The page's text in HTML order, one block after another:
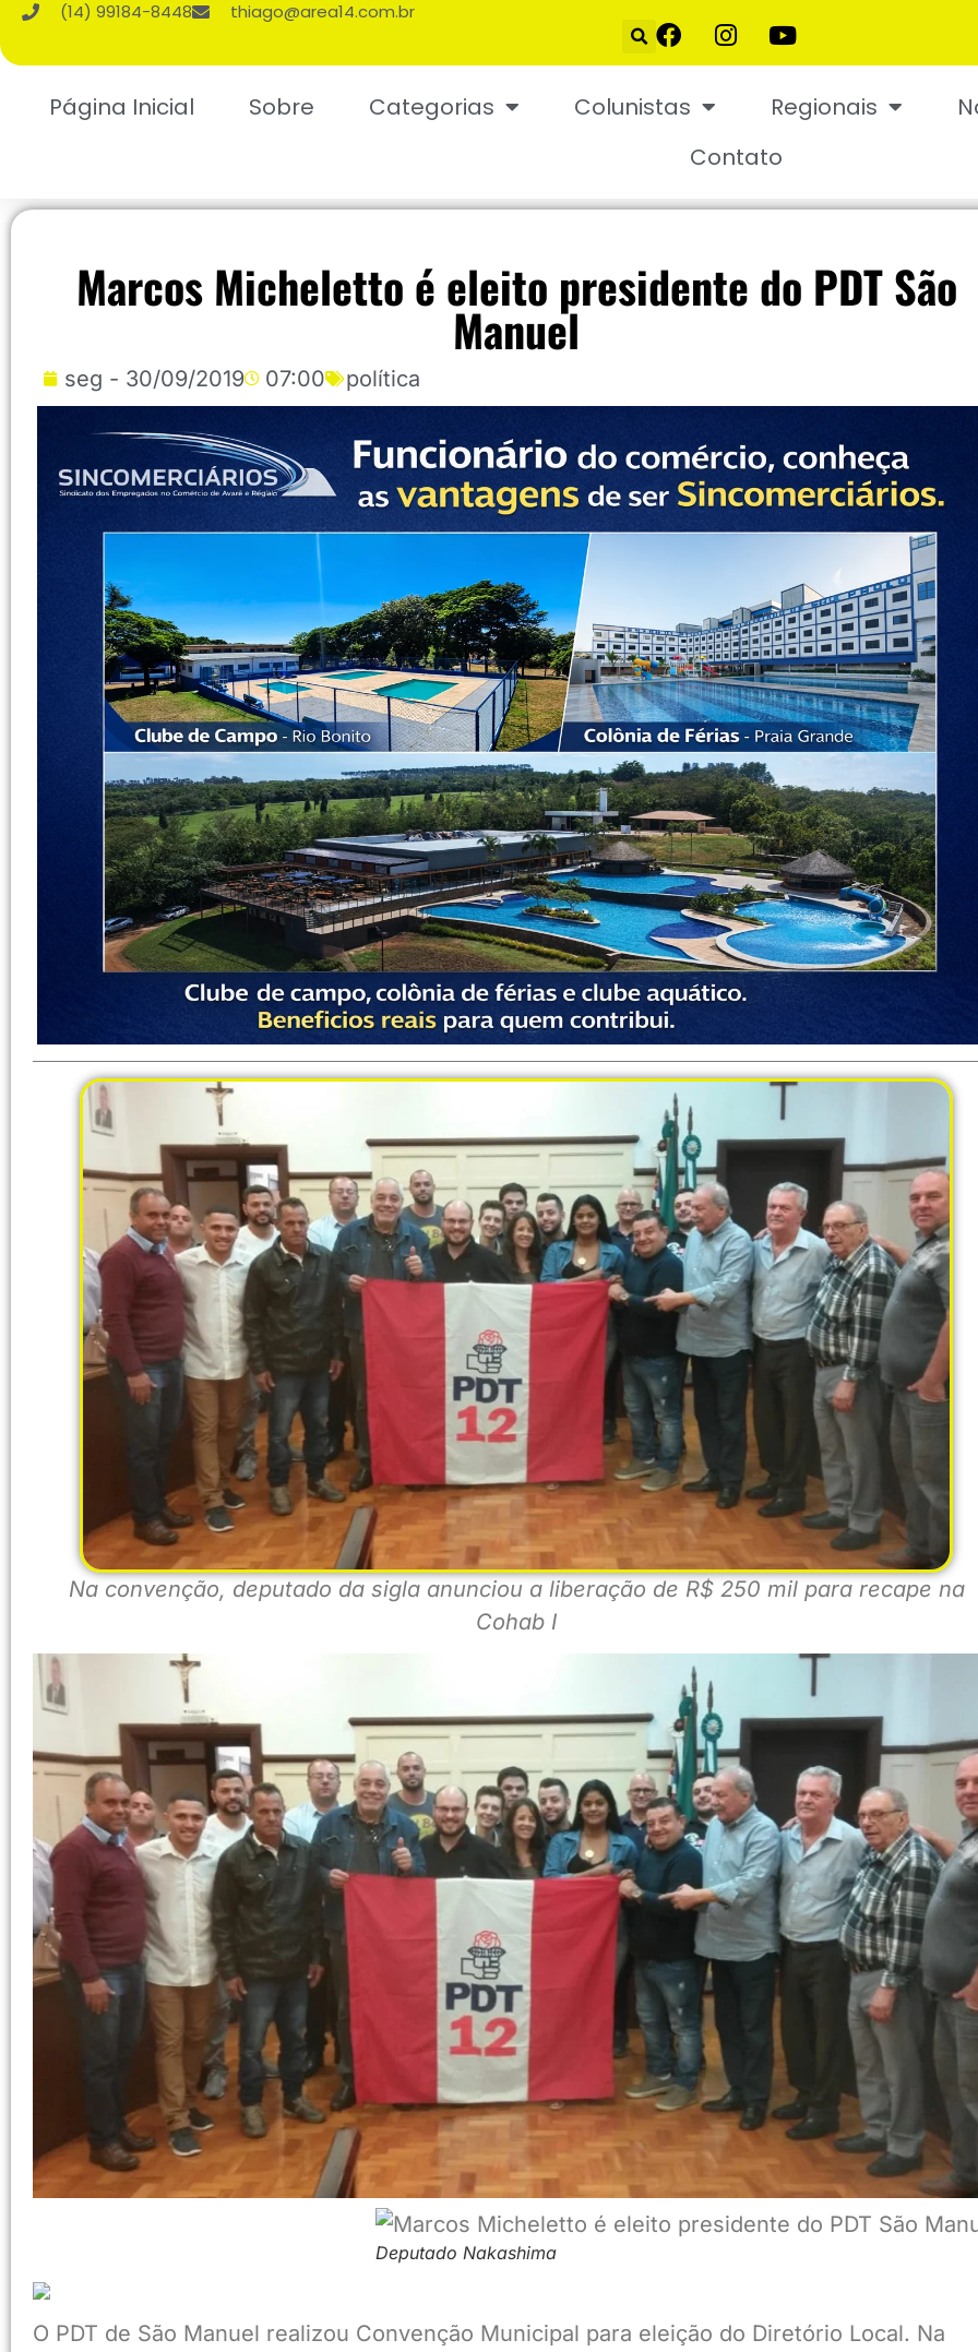
(14) 99184-8448 thiago@area14.com.br
Página Inicial Sobre Categorias Colunistas Regionais
Contato
Marcos Micheletto é eleito presidente do PDT São
Manuel
seg - 30/09/2019 07:00 política
Na convenção, deputado da sigla anunciou a liberação de R$ 250 mil para recape na
Cohab I
Deputado Nakashima
O PDT de São Manuel realizou Convenção Municipal para eleição do Diretório Local. Na